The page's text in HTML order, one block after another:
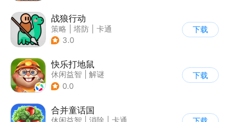
战狼行动
策略 塔防
卡通
| 休闲益智
3.0
下载
快乐打地鼠
休闲益智
解谜
| 儿童游戏
0.0
下载
合并童话国